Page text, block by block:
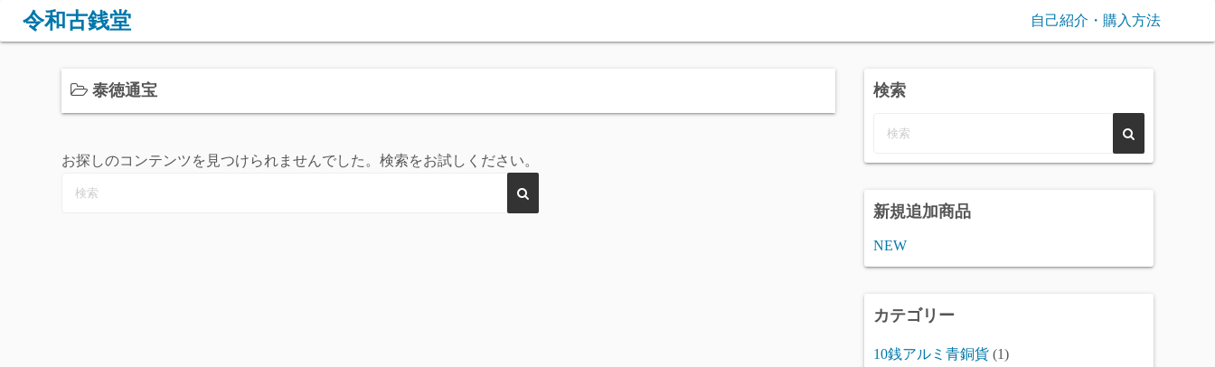
令和古銭堂 自己紹介・購入方法
泰徳通宝
お探しのコンテンツを見つけられませんでした。検索をお試しください。
検索
新規追加商品
NEW
カテゴリー
10銭アルミ青銅貨 (1)